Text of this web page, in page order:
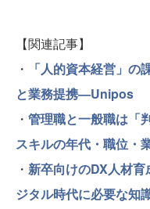
【関連記事】
・
「人的資本経営」
と業務提携—Unipos
・ 管理職と一般職は「
スキルの年代・職位
・ 新卒向けのDX人材
ジタル時代に必要な知